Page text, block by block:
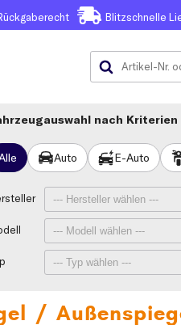
Blitzschnelle
nach Kriterien
Auto E-Auto
/